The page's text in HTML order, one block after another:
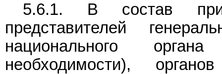
5.6.1. В состав
представителей
национального
необходимости),